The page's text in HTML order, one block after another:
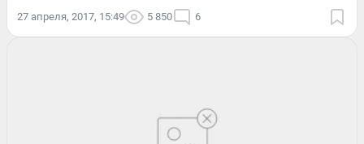
27 апреля, 2017, 15:49 5 850 6